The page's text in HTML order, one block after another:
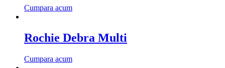
Cumpara acum
Rochie Debra Multi
Cumpara acum